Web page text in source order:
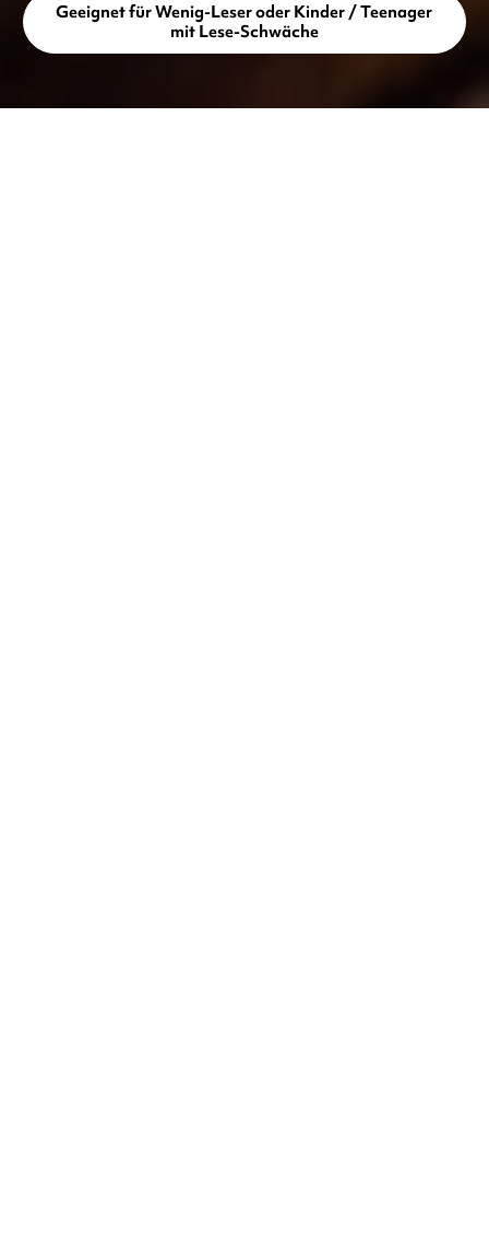
Geeignet für Wenig-Leser oder Kinder / Teenager
mit Lese-Schwäche